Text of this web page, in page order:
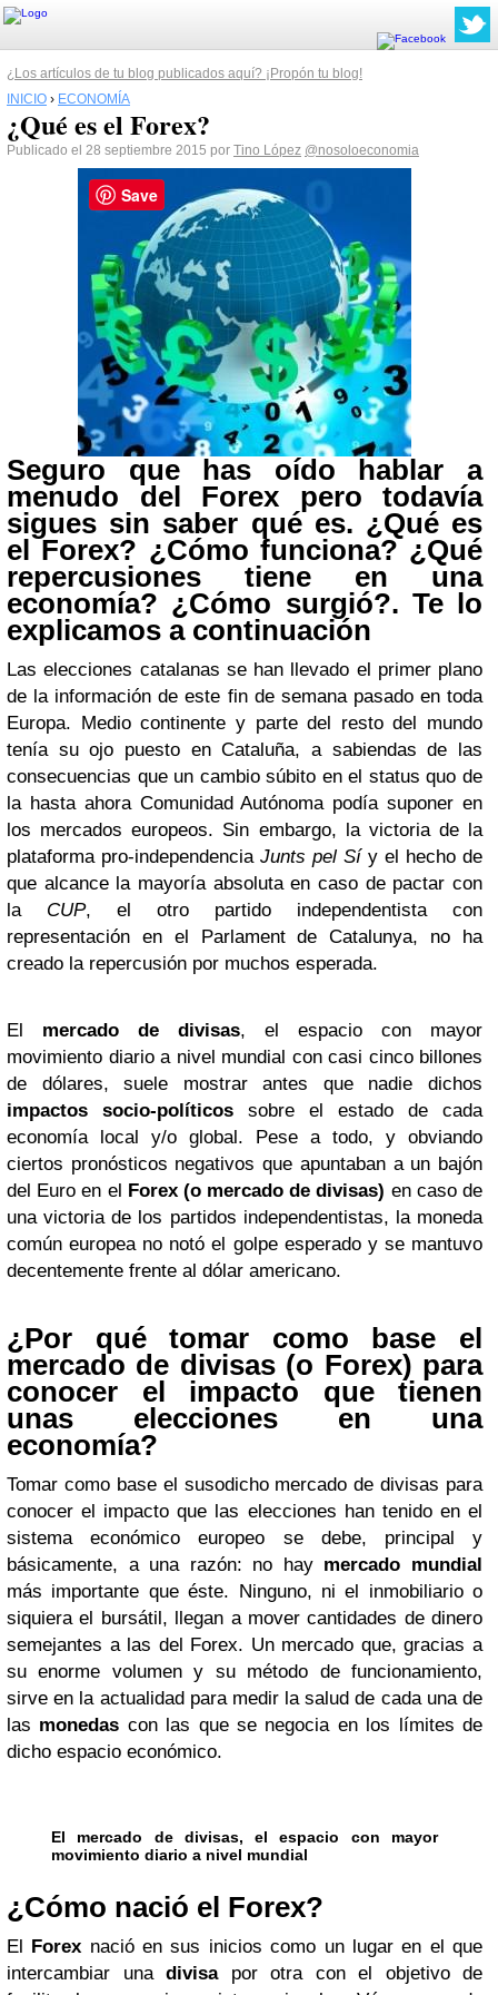
¿Los artículos de tu blog publicados aquí? ¡Propón tu blog!
INICIO › ECONOMÍA
¿Qué es el Forex?
Publicado el 28 septiembre 2015 por Tino López @nosoloeconomia
Seguro que has oído hablar a
menudo del Forex pero todavía
sigues sin saber qué es. ¿Qué es
el Forex? ¿Cómo funciona? ¿Qué
repercusiones tiene en una
economía? ¿Cómo surgió?. Te lo
explicamos a continuación
Las elecciones catalanas se han llevado el primer plano
de la información de este fin de semana pasado en toda
Europa. Medio continente y parte del resto del mundo
tenía su ojo puesto en Cataluña, a sabiendas de las
consecuencias que un cambio súbito en el status quo de
la hasta ahora Comunidad Autónoma podía suponer en
los mercados europeos. Sin embargo, la victoria de la
plataforma pro-independencia Junts pel Síy el hecho de
que alcance la mayoría absoluta en caso de pactar con
la CUP, el otro partido independentista con
representación en el Parlament de Catalunya, no ha
creado la repercusión por muchos esperada.
El mercado de divisas, el espacio con mayor
movimiento diario a nivel mundial con casi cinco billones
de dólares, suele mostrar antes que nadie dichos
impactos socio-políticos sobre el estado de cada
economía local y/o global. Pese a todo, y obviando
ciertos pronósticos negativos que apuntaban a un bajón
del Euro en el Forex (o mercado de divisas) en caso de
una victoria de los partidos independentistas, la moneda
común europea no notó el golpe esperado y se mantuvo
decentemente frente al dólar americano.
¿Por qué tomar como base el
mercado de divisas (o Forex) para
conocer el impacto que tienen
unas elecciones en una
economía?
Tomar como base el susodicho mercado de divisas para
conocer el impacto que las elecciones han tenido en el
sistema económico europeo se debe, principal y
básicamente, a una razón: no hay mercado mundial
más importante que éste. Ninguno, ni el inmobiliario o
siquiera el bursátil, llegan a mover cantidades de dinero
semejantes a las del Forex. Un mercado que, gracias a
su enorme volumen y su método de funcionamiento,
sirve en la actualidad para medir la salud de cada una de
las monedas con las que se negocia en los límites de
dicho espacio económico.
El mercado de divisas, el espacio con mayor
movimiento diario a nivel mundial
¿Cómo nació el Forex?
El Forex nació en sus inicios como un lugar en el que
intercambiar una divisapor otra con el objetivo de
Save